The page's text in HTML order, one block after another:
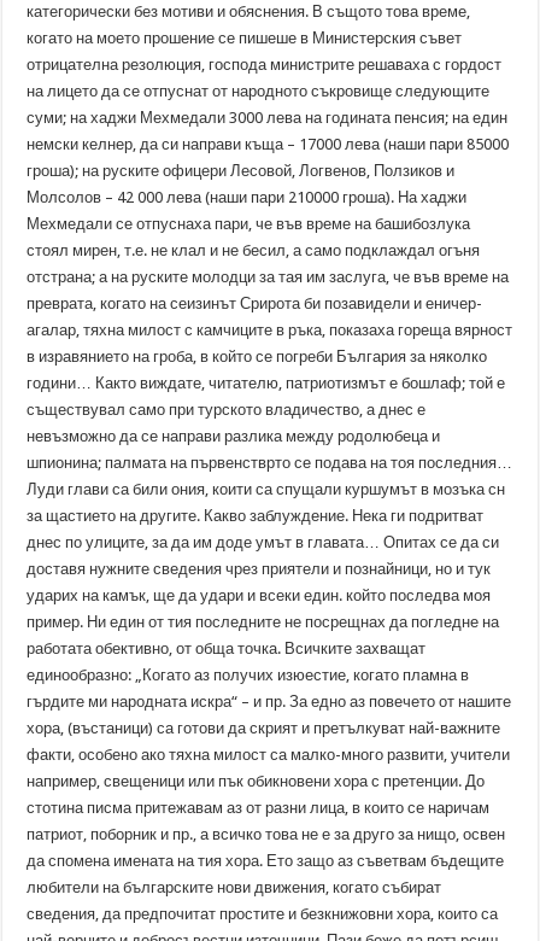
категорически без мотиви и обяснения. В същото това време,
когато на моето прошение се пишеше в Министерския съвет
отрицателна резолюция, господа министрите решаваха с гордост
на лицето да се отпуснат от народното съкровище следующите
суми; на хаджи Мехмедали 3000 лева на годината пенсия; на един
немски келнер, да си направи къща – 17000 лева (наши пари 85000
гроша); на руските офицери Лесовой, Логвенов, Ползиков и
Молсолов – 42 000 лева (наши пари 210000 гроша). На хаджи
Мехмедали се отпуснаха пари, че във време на башибозлука
стоял мирен, т.е. не клал и не бесил, а само подклаждал огъня
отстрана; а на руските молодци за тая им заслуга, че във време на
преврата, когато на сеизинът Срирота би позавидели и еничер-
агалар, тяхна милост с камчиците в ръка, показаха гореща вярност
в изравянието на гроба, в който се погреби България за няколко
години… Както виждате, читателю, патриотизмът е бошлаф; той е
съществувал само при турското владичество, а днес е
невъзможно да се направи разлика между родолюбеца и
шпионина; палмата на първенстврто се подава на тоя последния…
Луди глави са били ония, коити са спущали куршумът в мозъка сн
за щастието на другите. Какво заблуждение. Нека ги подритват
днес по улиците, за да им доде умът в главата… Опитах се да си
доставя нужните сведения чрез приятели и познайници, но и тук
ударих на камък, ще да удари и всеки един. който последва моя
пример. Ни един от тия последните не посрещнах да погледне на
работата обективно, от обща точка. Всичките захващат
единообразно: „Когато аз получих изюестие, когато пламна в
гърдите ми народната искра“ – и пр. За едно аз повечето от нашите
хора, (въстаници) са готови да скрият и претълкуват най-важните
факти, особено ако тяхна милост са малко-много развити, учители
например, свещеници или пък обикновени хора с претенции. До
стотина писма притежавам аз от разни лица, в които се наричам
патриот, поборник и пр., а всичко това не е за друго за нищо, освен
да спомена имената на тия хора. Ето защо аз съветвам бъдещите
любители на българските нови движения, когато събират
сведения, да предпочитат простите и безкнижовни хора, които са